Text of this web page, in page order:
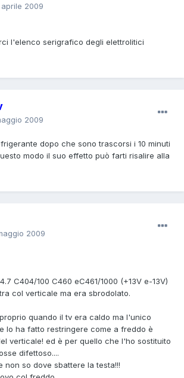
2009
l'elenco serigrafico degli elettrolitici
2009
dopo che sono trascorsi i 10 minuti
modo il suo effetto può farti risalire alla
2009
C404/100 C460 eC461/1000 (+13V e-13V)
col verticale ma era sbrodolato.
quando il tv era caldo ma l'unico
lo ha fatto restringere come a freddo è
verticale! ed è per quello che l'ho sostituito
difettoso....
non so dove sbattere la testa!!!